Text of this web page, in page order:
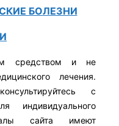
БОЛЕЗНИ
средством и не
лечения.
с
индивидуального
сайта имеют